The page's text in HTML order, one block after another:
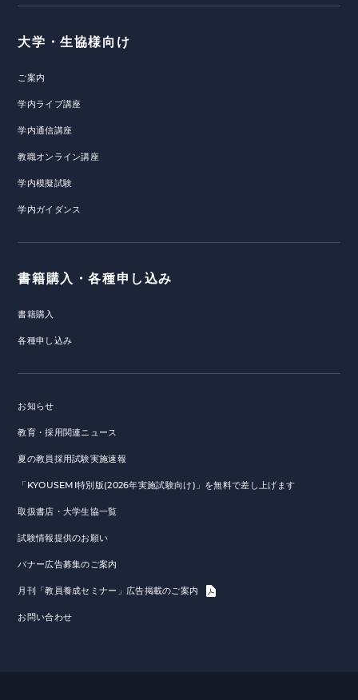
大学・生協様向け
ご案内
学内ライブ講座
学内通信講座
教職オンライン講座
学内模擬試験
学内ガイダンス
書籍購入・各種申し込み
書籍購入
各種申し込み
お知らせ
教育・採用関連ニュース
夏の教員採用試験実施速報
「KYOUSEMI特別版(2026年実施試験向け)」を無料で差し上げます
取扱書店・大学生協一覧
試験情報提供のお願い
バナー広告募集のご案内
月刊「教員養成セミナー」広告掲載のご案内
お問い合わせ